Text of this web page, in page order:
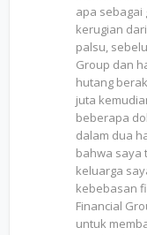
apa sebagai
kerugian
palsu,
Group dan
hutang
juta
beberapa
dalam dua
bahwa saya
keluarga
kebebasan
Financial
untuk